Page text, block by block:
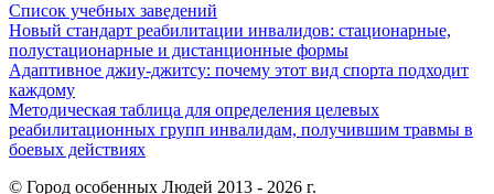
Список учебных заведений
Новый стандарт реабилитации инвалидов: стационарные,
полустационарные и дистанционные формы
Адаптивное джиу-джитсу: почему этот вид спорта подходит
каждому
Методическая таблица для определения целевых
реабилитационных групп инвалидам, получившим травмы в
боевых действиях
© Город особенных Людей 2013 - 2026 г.